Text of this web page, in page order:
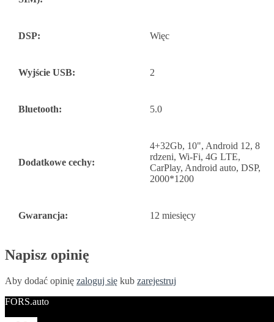
DSP: Więc
Wyjście USB: 2
Bluetooth: 5.0
Dodatkowe cechy:
4+32Gb, 10", Android 12, 8
rdzeni, Wi-Fi, 4G LTE,
CarPlay, Android auto, DSP,
2000*1200
Gwarancja: 12 miesięcy
Napisz opinię
Aby dodać opinię zaloguj się kub zarejestruj
FORS.auto